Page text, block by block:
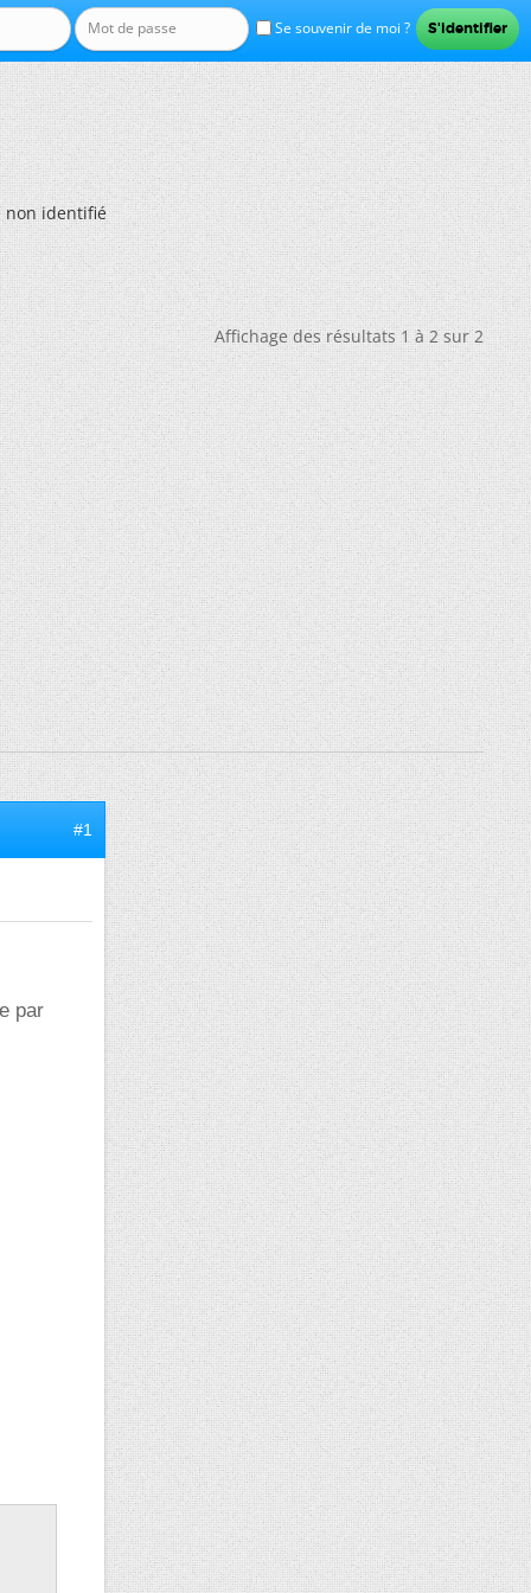
Se souvenir de moi ?
non identifié
Affichage des résultats 1 à 2 sur 2
#1
par